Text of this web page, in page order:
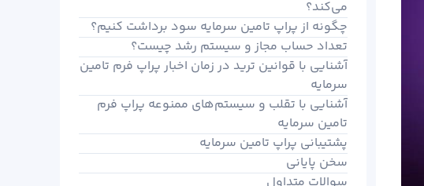
می‌کند؟
چگونه از پراپ تامین سرمایه سود برداشت کنیم؟
تعداد حساب مجاز و سیستم رشد چیست؟
آشنایی با قوانین ترید در زمان اخبار پراپ فرم تامین
سرمایه
آشنایی با تقلب و سیستم‌های ممنوعه پراپ فرم
تامین سرمایه
پشتیبانی پراپ تامین سرمایه
سخن پایانی